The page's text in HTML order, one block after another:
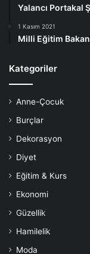
Yalancı Portakal
1 Kasım 2021
Milli Eğitim
Kategoriler
Anne-Çocuk
Burçlar
Dekorasyon
Diyet
Eğitim & Kurs
Ekonomi
Güzellik
Hamilelik
Moda